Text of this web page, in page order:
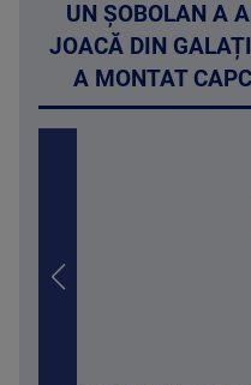
UN ȘOBOLAN A
JOACĂ DIN
A MONTAT